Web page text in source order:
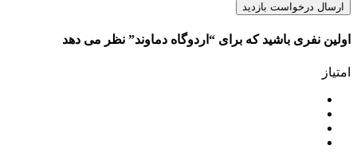
ارسال درخواست بازدید
اولین نفری باشید که برای “اردوگاه دماوند” نظر می دهد
امتیاز